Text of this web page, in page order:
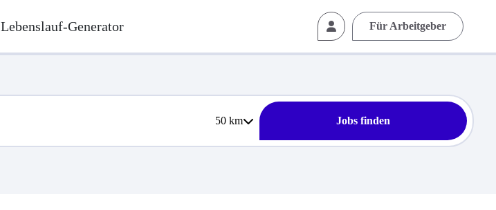
Lebenslauf-Generator Für Arbeitgeber
50km Jobs finden